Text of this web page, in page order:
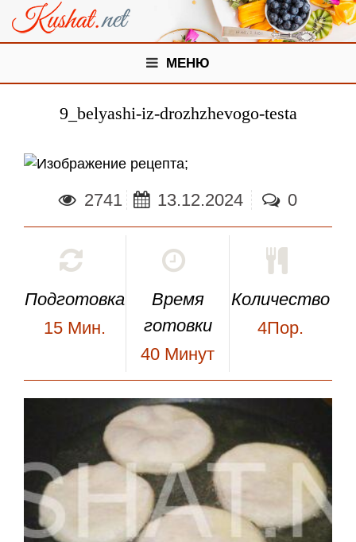
МЕНЮ
9_belyashi-iz-drozhzhevogo-testa
;
2741 13.12.2024 0
Подготовка
15 Мин.
Время
готовки
40 Минут
Количество
4Пор.